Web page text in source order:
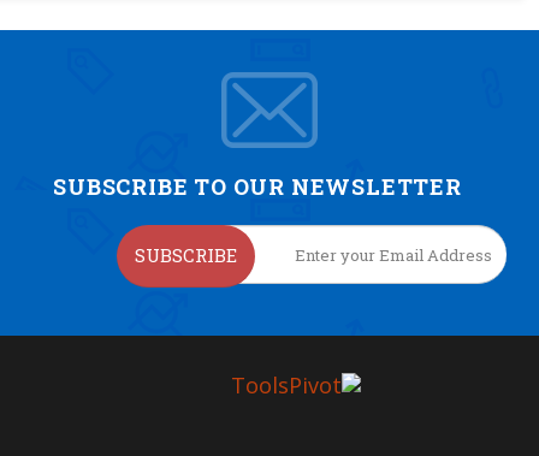
SUBSCRIBE TO OUR NEWSLETTER
SUBSCRIBE